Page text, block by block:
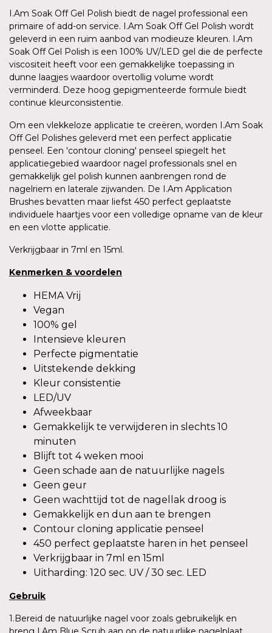
I.Am Soak Off Gel Polish biedt de nagel professional een
primaire of add-on service. I.Am Soak Off Gel Polish wordt
geleverd in een ruim aanbod van modieuze kleuren. I.Am
Soak Off Gel Polish is een 100% UV/LED gel die de perfecte
viscositeit heeft voor een gemakkelijke toepassing in
dunne laagjes waardoor overtollig volume wordt
verminderd. Deze hoog gepigmenteerde formule biedt
continue kleurconsistentie.
Om een vlekkeloze applicatie te creëren, worden I.Am Soak
Off Gel Polishes geleverd met een perfect applicatie
penseel. Een 'contour cloning' penseel spiegelt het
applicatiegebied waardoor nagel professionals snel en
gemakkelijk gel polish kunnen aanbrengen rond de
nagelriem en laterale zijwanden. De I.Am Application
Brushes bevatten maar liefst 450 perfect geplaatste
individuele haartjes voor een volledige opname van de kleur
en een vlotte applicatie.
Verkrijgbaar in 7ml en 15ml.
Kenmerken & voordelen
HEMA Vrij
Vegan
100% gel
Intensieve kleuren
Perfecte pigmentatie
Uitstekende dekking
Kleur consistentie
LED/UV
Afweekbaar
Gemakkelijk te verwijderen in slechts 10
minuten
Blijft tot 4 weken mooi
Geen schade aan de natuurlijke nagels
Geen geur
Geen wachttijd tot de nagellak droog is
Gemakkelijk en dun aan te brengen
Contour cloning applicatie penseel
450 perfect geplaatste haren in het penseel
Verkrijgbaar in 7ml en 15ml
Uitharding: 120 sec. UV / 30 sec. LED
Gebruik
1.Bereid de natuurlijke nagel voor zoals gebruikelijk en